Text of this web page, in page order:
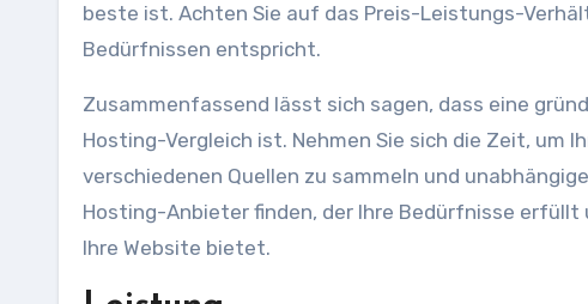
beste ist. Achten Sie auf das Preis-Leistungs-
Bedürfnissen entspricht.
Zusammenfassend lässt sich sagen, dass eine
Hosting-Vergleich ist. Nehmen Sie sich die Zeit, um
verschiedenen Quellen zu sammeln und
Hosting-Anbieter finden, der Ihre Bedürfnisse
Ihre Website bietet.